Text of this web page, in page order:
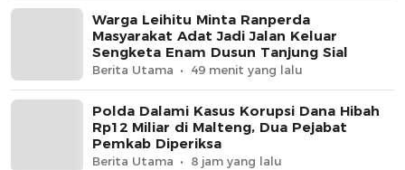
Warga Leihitu Minta Ranperda
Masyarakat Adat Jadi Jalan Keluar
Sengketa Enam Dusun Tanjung Sial
Berita Utama 49 menit yang lalu
Polda Dalami Kasus Korupsi Dana Hibah
Rp12 Miliar di Malteng, Dua Pejabat
Pemkab Diperiksa
Berita Utama 8 jam yang lalu